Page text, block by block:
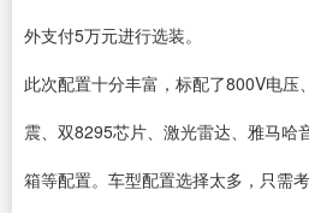
外支付5万元进行选装。
此次配置十分丰富，标配了800V电压
震、双8295芯片、激光雷达、雅马哈
箱等配置。车型配置选择太多，只需